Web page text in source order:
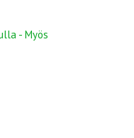
- Myös